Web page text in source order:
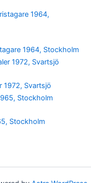
1964, Stockholm
1972, Svartsjö
Stockholm